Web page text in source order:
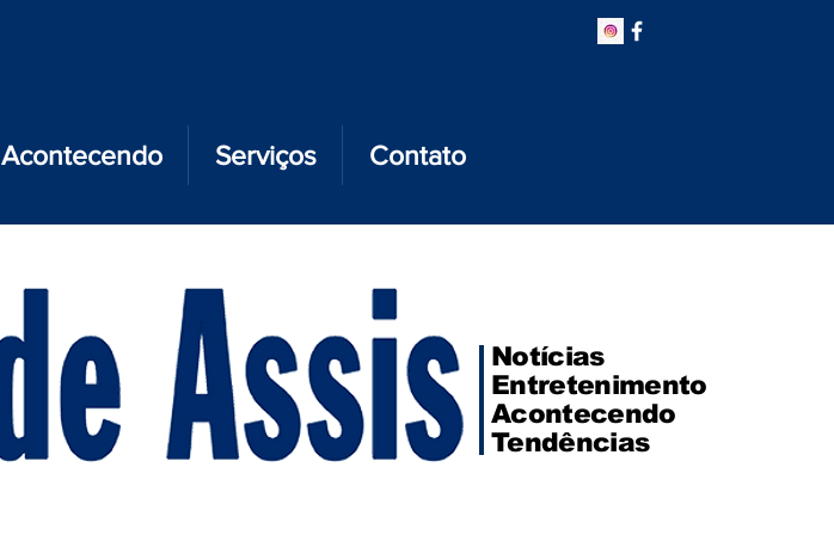
Acontecendo Serviços Contato
Notícias
Entretenimento
Acontecendo
Tendências